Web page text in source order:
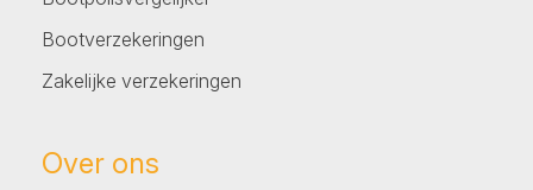
Bootverzekeringen
Zakelijke verzekeringen
Over ons